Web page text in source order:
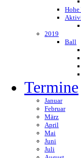
Hohe
2019
Ball
Termine
Januar
Februar
März
April
Mai
Juni
Juli